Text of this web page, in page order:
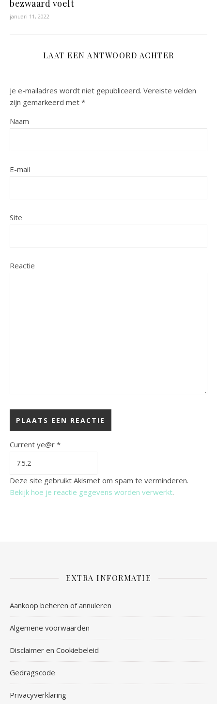
bezwaard voelt
januari 11, 2022
LAAT EEN ANTWOORD ACHTER
Je e-mailadres wordt niet gepubliceerd. Vereiste velden
zijn gemarkeerd met *
Naam
E-mail
Site
Reactie
Current ye@r *
Deze site gebruikt Akismet om spam te verminderen.
Bekijk hoe je reactie gegevens worden verwerkt.
EXTRA INFORMATIE
Aankoop beheren of annuleren
Algemene voorwaarden
Disclaimer en Cookiebeleid
Gedragscode
Privacyverklaring